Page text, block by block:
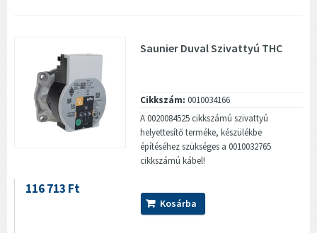
Saunier Duval Szivattyú THC
Cikkszám: 0010034166
A 0020084525 cikkszámú szivattyú
helyettesítő terméke, készülékbe
építéséhez szükséges a 0010032765
cikkszámú kábel!
116 713 Ft
Kosárba